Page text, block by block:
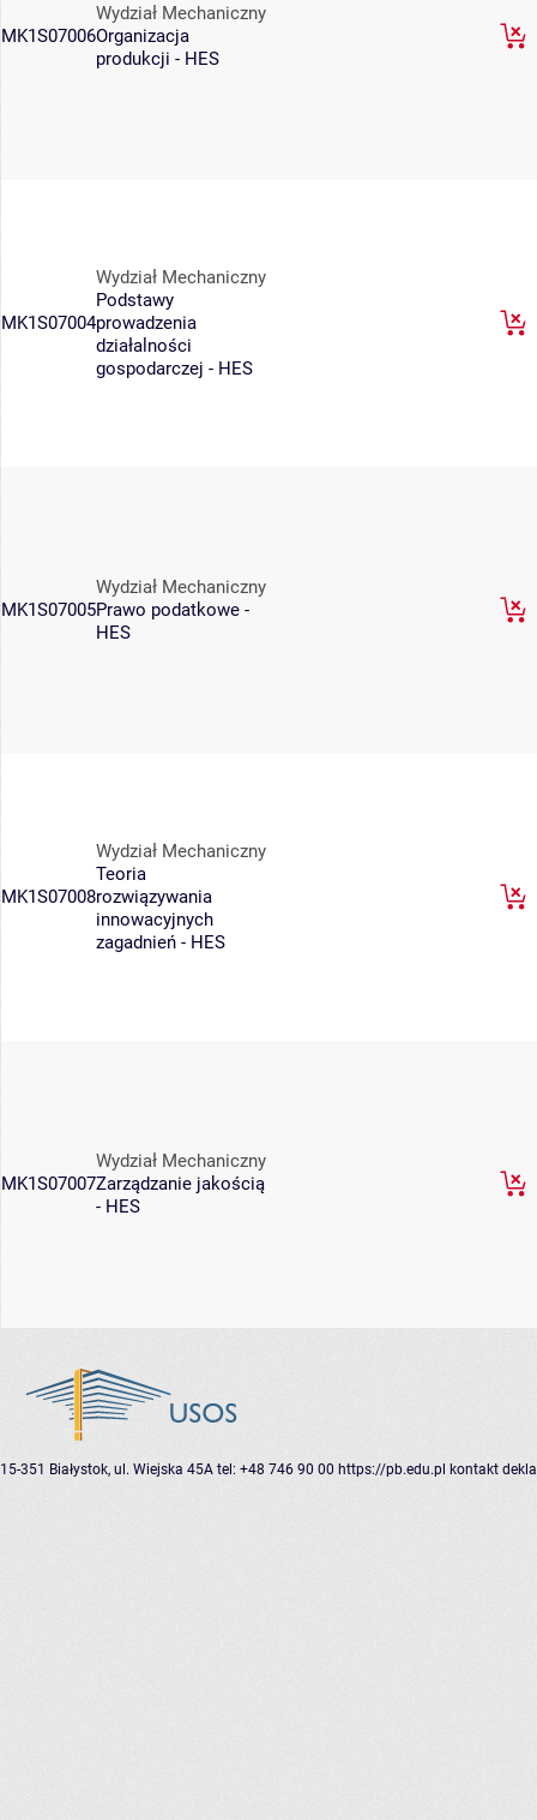
MK1S07006
Wydział Mechaniczny
Organizacja
produkcji - HES
MK1S07004
Wydział Mechaniczny
Podstawy
prowadzenia
działalności
gospodarczej - HES
MK1S07005
Wydział Mechaniczny
Prawo podatkowe -
HES
MK1S07008
Wydział Mechaniczny
Teoria
rozwiązywania
innowacyjnych
zagadnień - HES
MK1S07007
Wydział Mechaniczny
Zarządzanie jakością
- HES
15-351 Białystok, ul. Wiejska 45A tel: +48 746 90 00 https://pb.edu.pl kontakt